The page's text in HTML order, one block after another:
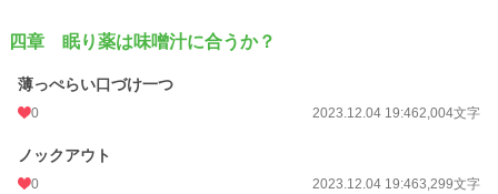
四章 眠り薬は味噌汁に合うか？
薄っぺらい口づけ一つ
0 2023.12.04 19:462,004文字
ノックアウト
0 2023.12.04 19:463,299文字